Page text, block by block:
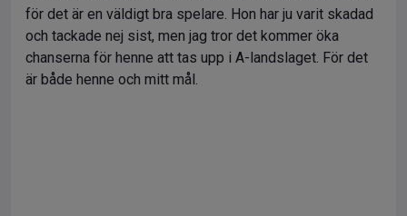
för det är en väldigt bra spelare. Hon har ju varit skadad
och tackade nej sist, men jag tror det kommer öka
chanserna för henne att tas upp i A-landslaget. För det
är både henne och mitt mål.